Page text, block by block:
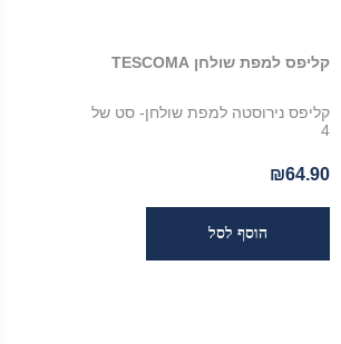
קליפס למפת שולחן TESCOMA
קליפס נירוסטה למפת שולחן- סט של
4
₪64.90